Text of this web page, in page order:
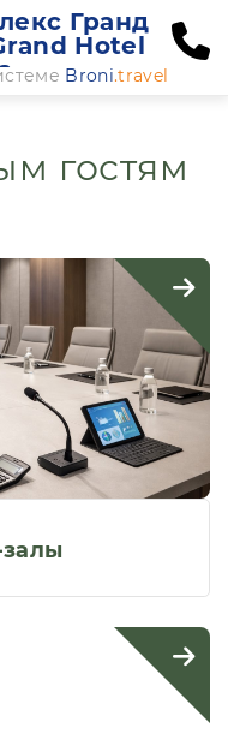
Гранд
Hotel
Broni.travel
гостям